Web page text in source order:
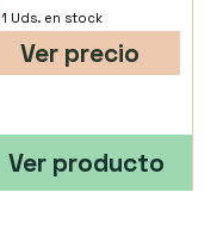
1 Uds. en stock
Ver precio
Ver producto